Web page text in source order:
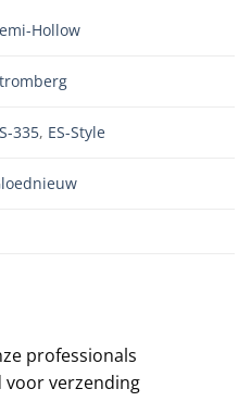
Hollow
335, ES-Style
professionals
voor verzending